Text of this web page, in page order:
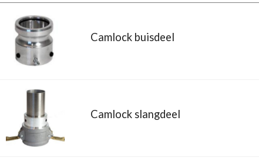
Camlock buisdeel
Camlock slangdeel